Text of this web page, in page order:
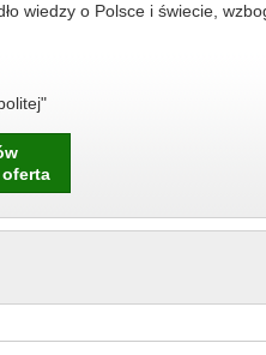
wiedzy o Polsce i świecie,